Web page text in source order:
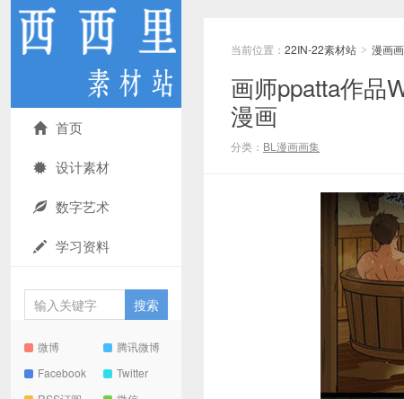
首页
设计素材
数字艺术
学习资料
微博
腾讯微博
Facebook
Twitter
当前位置： 22IN-22素材站 > 漫画
画师ppatta作品
漫画
分类： BL漫画画集